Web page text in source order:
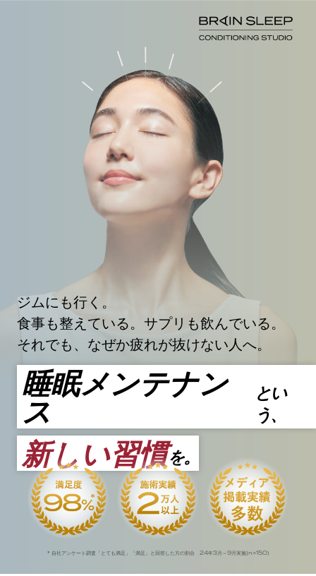
ジムにも行く。
食事も整えている。サプリも飲んでいる。
それでも、なぜか疲れが抜けない人へ。
睡眠メンテナン
ス
とい
う、
新しい習慣を。
* 自社アンケート調査「とても満足」「満足」と回答した方の割合 24年3月～ 9月実施(n=150)